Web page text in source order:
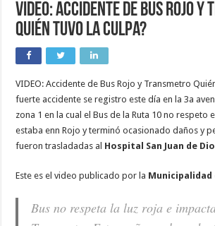
VIDEO: Accidente de Bus Rojo
Quién tuvo la Culpa?
VIDEO: Accidente de Bus Rojo y Transmetro
fuerte accidente se registro este día en la 3a
zona 1 en la cual el Bus de la Ruta 10 no respeto
estaba enn Rojo y terminó ocasionado daños y
fueron trasladadas al Hospital San Juan de
Este es el video publicado por la Municipalidad
Bus no respeta la luz roja e